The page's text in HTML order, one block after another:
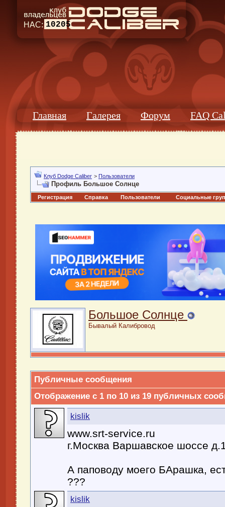
10205
Главная Галерея Форум FAQ
Клуб Dodge Caliber > Пользователи
Профиль Большое Солнце
Регистрация Справка Пользователи Социальные
Большое Солнце
Бывалый Калибровод
Публичные сообщения
Отображение с 1 по 10 из 19 публичных
kislik
www.srt-service.ru
г.Москва Варшавское шоссе
А паповоду моего БАрашка,
???
kislik